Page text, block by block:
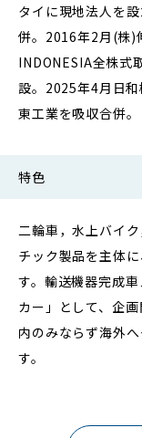
タイに現地法人を
併。2016年2月(株)
INDONESIA全株式
設。2025年4月日
東工業を吸収合併。
特色
二輪車，水上バイ
チック製品を主体
す。輸送機器完成
カー」として、企
内のみならず海外
す。